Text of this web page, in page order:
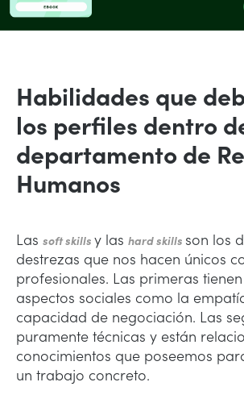
Habilidades que
los perfiles dentro
departamento de
Humanos
Las soft skills y las hard skills son los
destrezas que nos hacen únicos
profesionales. Las primeras
aspectos sociales como la
capacidad de negociación. Las
puramente técnicas y están
conocimientos que poseemos
un trabajo concreto.